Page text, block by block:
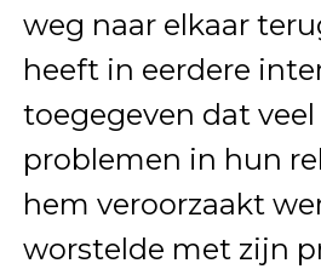
weg naar elkaar
heeft in eerdere
toegegeven dat veel
problemen in hun
hem veroorzaakt
worstelde met zijn